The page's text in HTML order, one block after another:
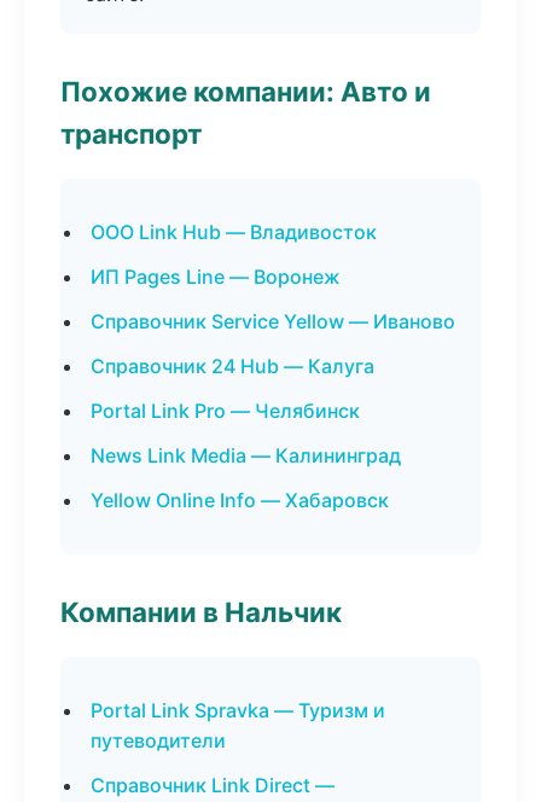
Похожие компании: Авто и
транспорт
ООО Link Hub — Владивосток
ИП Pages Line — Воронеж
Справочник Service Yellow — Иваново
Справочник 24 Hub — Калуга
Portal Link Pro — Челябинск
News Link Media — Калининград
Yellow Online Info — Хабаровск
Компании в Нальчик
Portal Link Spravka — Туризм и
путеводители
Справочник Link Direct —